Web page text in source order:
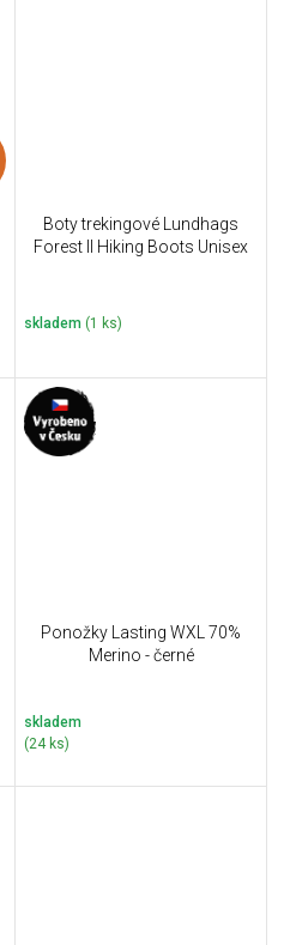
Boty trekingové Lundhags
Forest II Hiking Boots Unisex
skladem (1 ks)
Ponožky Lasting WXL 70%
Merino - černé
skladem
(24 ks)